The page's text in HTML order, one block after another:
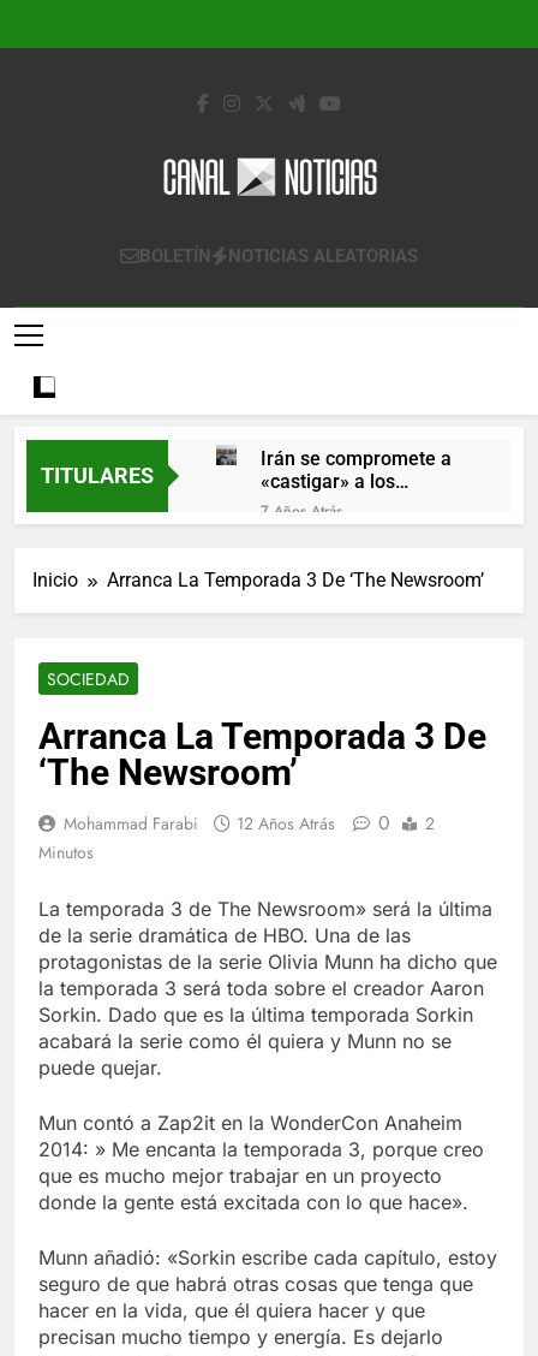
Canal Noticias
Canal Noticias
BOLETÍN NOTICIAS ALEATORIAS
TITULARES
Irán se compromete a
«castigar» a los
responsables de
derribar un avión
realizan arrestos
7 Años Atrás
Estados Unidos de
7 Años Atrás
Los últimos paquetes
restaurador, Carl Ruiz,
muere a los 44 años
7 Años Atrás
La familia Kennedy
miembro de la familia
7 Años Atrás
Especiales en México,
Chile, Argentina,
Colombia, Perú ,
Ecuador, Costa Rica y
Más
7 Años Atrás
Veona Skin Care
Crema Precios –
Descuentos Masivos
en Línea
7 Años Atrás
Pharma Flex RX en
México – Descuentos
Masivos en Mercado
lleva a lugares
paranormales con
binoculares de visión
nocturna y reuniones de
secuestrados
7 Años Atrás
La Inteligencia Artificial
deepfake de Samsung
fabrica un clip de
sola foto
Inicio Arranca La Temporada 3 De ‘The Newsroom’
SOCIEDAD
Arranca La Temporada 3 De
‘The Newsroom’
Mohammad Farabi 12 Años Atrás 0
2
Minutos
La temporada 3 de The Newsroom» será la última
de la serie dramática de HBO. Una de las
protagonistas de la serie Olivia Munn ha dicho que
la temporada 3 será toda sobre el creador Aaron
Sorkin. Dado que es la última temporada Sorkin
acabará la serie como él quiera y Munn no se
puede quejar.
Mun contó a Zap2it en la WonderCon Anaheim
2014: » Me encanta la temporada 3, porque creo
que es mucho mejor trabajar en un proyecto
donde la gente está excitada con lo que hace».
Munn añadió: «Sorkin escribe cada capítulo, estoy
seguro de que habrá otras cosas que tenga que
hacer en la vida, que él quiera hacer y que
precisan mucho tiempo y energía. Es dejarlo